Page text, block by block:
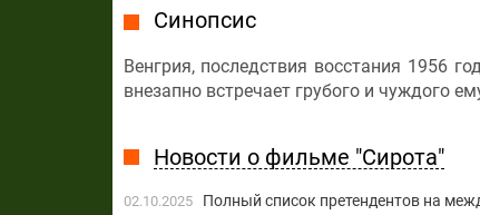
Синопсис
Венгрия, последствия восстания 1956
внезапно встречает грубого и чуждого
Новости о фильме "Сирота"
02.10.2025 Полный список претендентов на